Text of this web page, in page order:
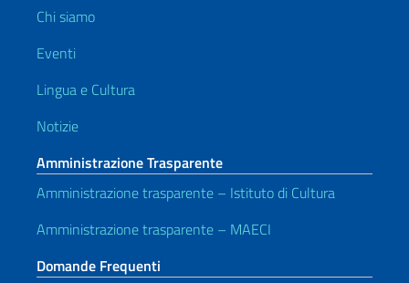
Chi siamo
Eventi
Lingua e Cultura
Notizie
Amministrazione Trasparente
Amministrazione trasparente – Istituto di Cultura
Amministrazione trasparente – MAECI
Domande Frequenti